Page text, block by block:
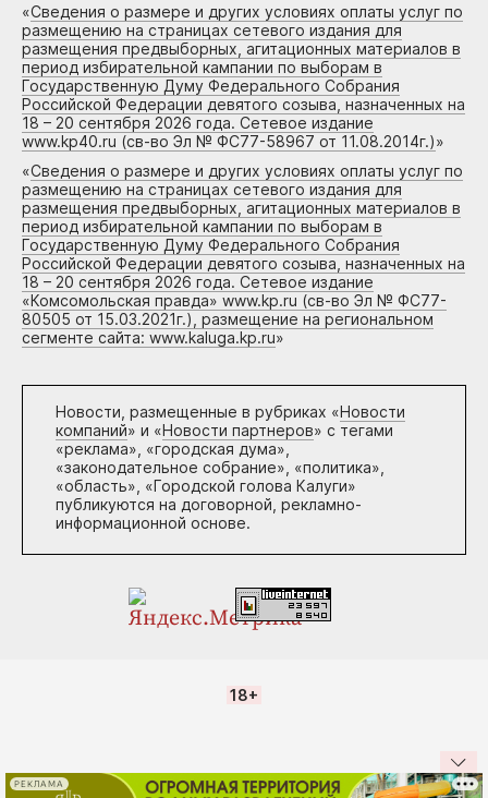
«Сведения о размере и других условиях оплаты услуг по
размещению на страницах сетевого издания для
размещения предвыборных, агитационных материалов в
период избирательной кампании по выборам в
Государственную Думу Федерального Собрания
Российской Федерации девятого созыва, назначенных на
18 – 20 сентября 2026 года. Сетевое издание
www.kp40.ru (св-во Эл № ФС77-58967 от 11.08.2014г.)»
«Сведения о размере и других условиях оплаты услуг по
размещению на страницах сетевого издания для
размещения предвыборных, агитационных материалов в
период избирательной кампании по выборам в
Государственную Думу Федерального Собрания
Российской Федерации девятого созыва, назначенных на
18 – 20 сентября 2026 года. Сетевое издание
«Комсомольская правда» www.kp.ru (св-во Эл № ФС77-
80505 от 15.03.2021г.), размещение на региональном
сегменте сайта: www.kaluga.kp.ru»
Новости, размещенные в рубриках «Новости
компаний» и «Новости партнеров» с тегами
«реклама», «городская дума»,
«законодательное собрание», «политика»,
«область», «Городской голова Калуги»
публикуются на договорной, рекламно-
информационной основе.
18+
РЕКЛАМА